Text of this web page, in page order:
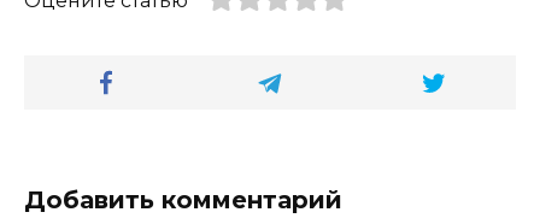
Добавить комментарий